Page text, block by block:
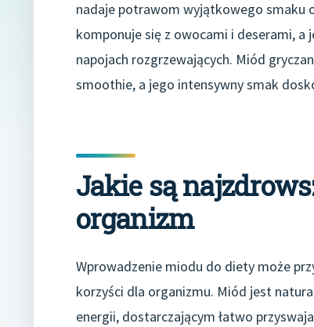
nadaje potrawom wyjątkowego smaku
komponuje się z owocami i deserami, a
napojach rozgrzewających. Miód
smoothie, a jego intensywny smak
Jakie są
organizm
Wprowadzenie miodu do diety może
korzyści dla organizmu. Miód jest
energii, dostarczającym łatwo